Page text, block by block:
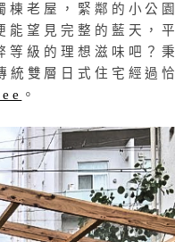
老屋，緊鄰的小公園
能望見完整的藍天，平
等級的理想滋味吧？秉
雙層日式住宅經過恰
。